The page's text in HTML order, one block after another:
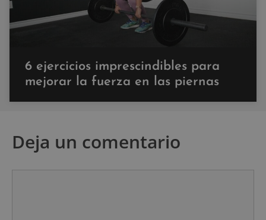
6 ejercicios imprescindibles para
mejorar la fuerza en las piernas
Deja un comentario